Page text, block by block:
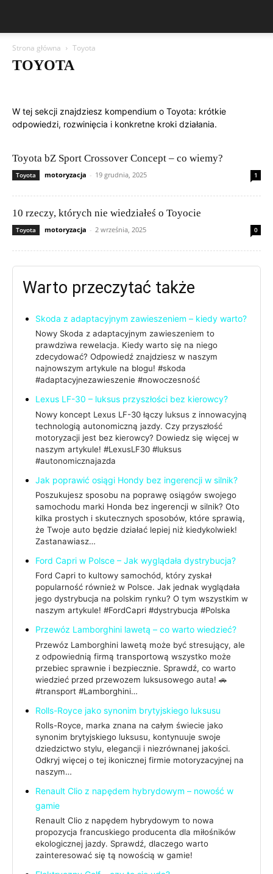
Strona główna Toyota
TOYOTA
Diagnostyka i OBD
Elektronika samochodowa
Elektryka i instalacje
Ferrari
Fiat Ford Geely Honda
Hyundai
Nissan
Peugeot Poradniki serwisowe
Porsche
Publikacje czytelników
Renault
Rolls-Royce
Systemy bezpieczeństwa
Tesla Toyota
Tuning elektroniczny
Volkswagen (VW)
Volvo
W tej sekcji znajdziesz kompendium o Toyota: krótkie
odpowiedzi, rozwinięcia i konkretne kroki działania.
Toyota bZ Sport Crossover Concept – co wiemy?
Toyota motoryzacja - 19 grudnia, 2025 1
10 rzeczy, których nie wiedziałeś o Toyocie
Toyota motoryzacja - 2 września, 2025 0
Warto przeczytać także
Skoda z adaptacyjnym zawieszeniem – kiedy warto?
Nowy Skoda z adaptacyjnym zawieszeniem to
prawdziwa rewelacja. Kiedy warto się na niego
zdecydować? Odpowiedź znajdziesz w naszym
najnowszym artykule na blogu! #skoda
#adaptacyjnezawieszenie #nowoczesność
Lexus LF-30 – luksus przyszłości bez kierowcy?
Nowy koncept Lexus LF-30 łączy luksus z innowacyjną
technologią autonomiczną jazdy. Czy przyszłość
motoryzacji jest bez kierowcy? Dowiedz się więcej w
naszym artykule! #LexusLF30 #luksus
#autonomicznajazda
Jak poprawić osiągi Hondy bez ingerencji w silnik?
Poszukujesz sposobu na poprawę osiągów swojego
samochodu marki Honda bez ingerencji w silnik? Oto
kilka prostych i skutecznych sposobów, które sprawią,
że Twoje auto będzie działać lepiej niż kiedykolwiek!
Zastanawiasz…
Ford Capri w Polsce – Jak wyglądała dystrybucja?
Ford Capri to kultowy samochód, który zyskał
popularność również w Polsce. Jak jednak wyglądała
jego dystrybucja na polskim rynku? O tym wszystkim w
naszym artykule! #FordCapri #dystrybucja #Polska
Przewóz Lamborghini lawetą – co warto wiedzieć?
Przewóz Lamborghini lawetą może być stresujący, ale
z odpowiednią firmą transportową wszystko może
przebiec sprawnie i bezpiecznie. Sprawdź, co warto
wiedzieć przed przewozem luksusowego auta! 🚗
#transport #Lamborghini…
Rolls-Royce jako synonim brytyjskiego luksusu
Rolls-Royce, marka znana na całym świecie jako
synonim brytyjskiego luksusu, kontynuuje swoje
dziedzictwo stylu, elegancji i niezrównanej jakości.
Odkryj więcej o tej ikonicznej firmie motoryzacyjnej na
naszym…
Renault Clio z napędem hybrydowym – nowość w
gamie
Renault Clio z napędem hybrydowym to nowa
propozycja francuskiego producenta dla miłośników
ekologicznej jazdy. Sprawdź, dlaczego warto
zainteresować się tą nowością w gamie!